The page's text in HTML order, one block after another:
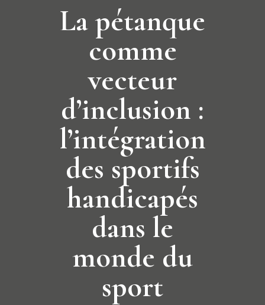
La pétanque
comme
vecteur
d’inclusion :
l’intégration
des sportifs
handicapés
dans le
monde du
sport